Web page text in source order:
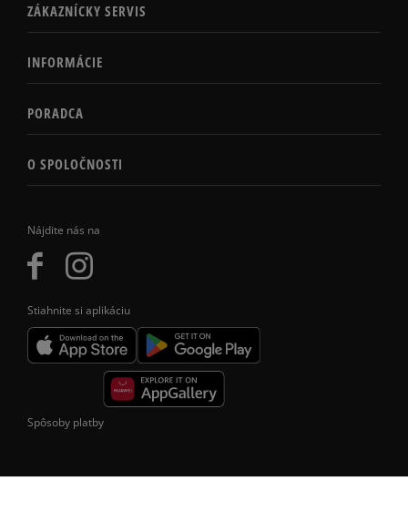
Nájdite nás na
Stiahnite si aplikáciu
ZÁKAZNÍCKY SERVIS
INFORMÁCIE
PORADCA
O SPOLOČNOSTI
Spôsoby platby